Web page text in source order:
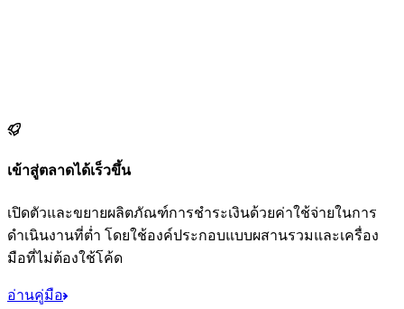
เข้าสู่ตลาดได้เร็วขึ้น
เปิดตัวและขยายผลิตภัณฑ์การชำระเงินด้วยค่าใช้จ่ายในการ
ดำเนินงานที่ต่ำ โดยใช้องค์ประกอบแบบผสานรวมและเครื่อง
มือที่ไม่ต้องใช้โค้ด
อ่านคู่มือ